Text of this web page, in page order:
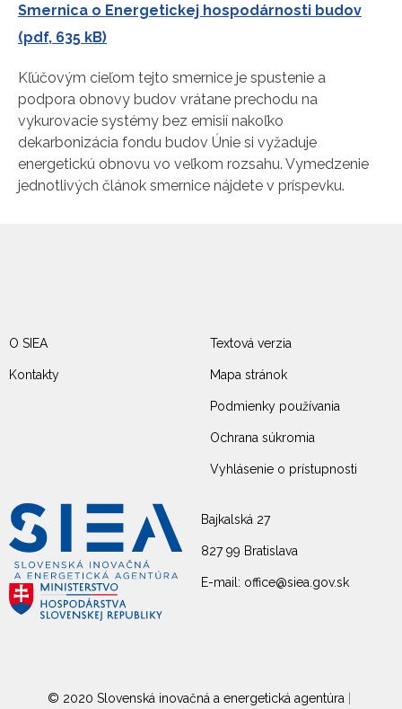
Smernica o Energetickej hospodárnosti budov
(pdf, 635 kB)
Kľúčovým cieľom tejto smernice je spustenie a
podpora obnovy budov vrátane prechodu na
vykurovacie systémy bez emisií nakoľko
dekarbonizácia fondu budov Únie si vyžaduje
energetickú obnovu vo veľkom rozsahu. Vymedzenie
jednotlivých článok smernice nájdete v príspevku.
Bajkalská 27
827 99 Bratislava
E-mail: office@siea.gov.sk
O SIEA
Kontakty
Textová verzia
Mapa stránok
Podmienky používania
Ochrana súkromia
Vyhlásenie o prístupnosti
© 2020 Slovenská inovačná a energetická agentúra